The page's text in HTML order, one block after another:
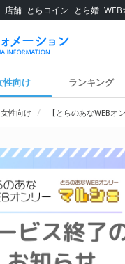
店舗 とらコイン とら婚 WEB
性向け ランキング
女性向け 【とらのあなWEBオ